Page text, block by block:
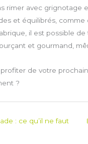
rimer avec grignotage
et équilibrés,
il est possible de
et gourmand,
de votre
?
: ce qu’il ne faut